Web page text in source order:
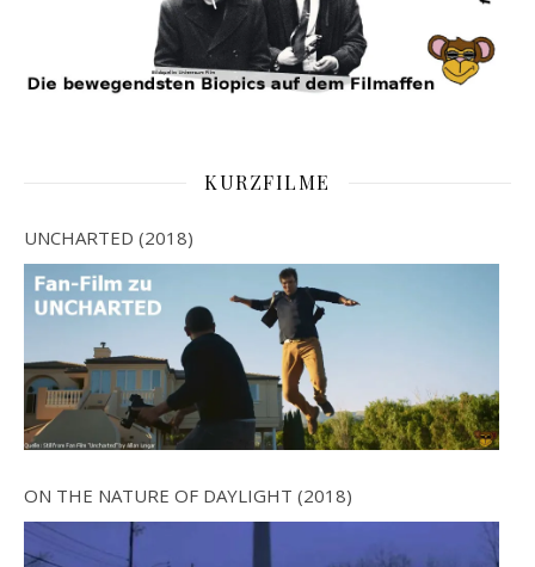
KURZFILME
UNCHARTED (2018)
ON THE NATURE OF DAYLIGHT (2018)